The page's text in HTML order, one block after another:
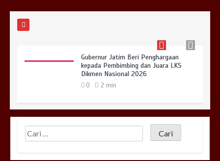
0 2 min
Gubernur Jatim Beri Penghargaan
kepada Pembimbing dan Juara LKS
Dikmen Nasional 2026
0 2 min
Juara 1 Autonomous Mobile Robotics
di LKS Nasional Dikmen Th 2026